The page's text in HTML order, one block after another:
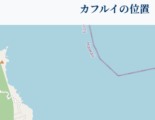
カフルイの位置